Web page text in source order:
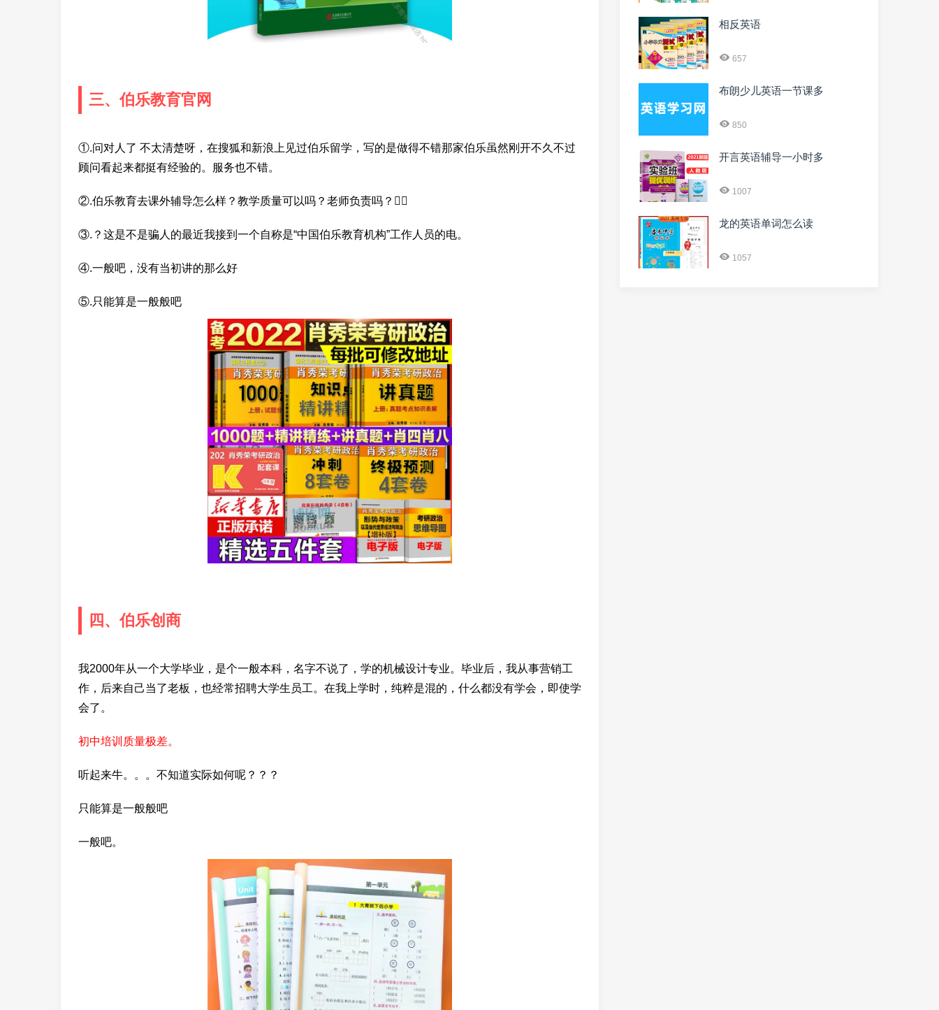
三、伯乐教育官网
①.问对人了 不太清楚呀，在搜狐和新浪上见过伯乐留学，写的是做得不错那家伯乐虽然刚开不久不过
顾问看起来都挺有经验的。服务也不错。
②.伯乐教育去课外辅导怎么样？教学质量可以吗？老师负责吗？
③.？这是不是骗人的最近我接到一个自称是“中国伯乐教育机构”工作人员的电。
④.一般吧，没有当初讲的那么好
⑤.只能算是一般般吧
四、伯乐创商
我2000年从一个大学毕业，是个一般本科，名字不说了，学的机械设计专业。毕业后，我从事营销工
作，后来自己当了老板，也经常招聘大学生员工。在我上学时，纯粹是混的，什么都没有学会，即使学
会了。
初中培训质量极差。
听起来牛。。。不知道实际如何呢？？？
只能算是一般般吧
一般吧。
相反英语
657
布朗少儿英语一节课多
850
开言英语辅导一小时多
1007
龙的英语单词怎么读
1057